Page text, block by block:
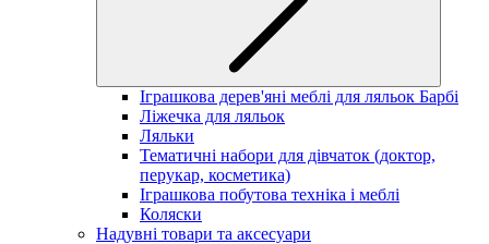
Іграшкова дерев'яні меблі для ляльок Барбі
Ліжечка для ляльок
Ляльки
Тематичні набори для дівчаток (доктор,
перукар, косметика)
Іграшкова побутова техніка і меблі
Коляски
Надувні товари та аксесуари